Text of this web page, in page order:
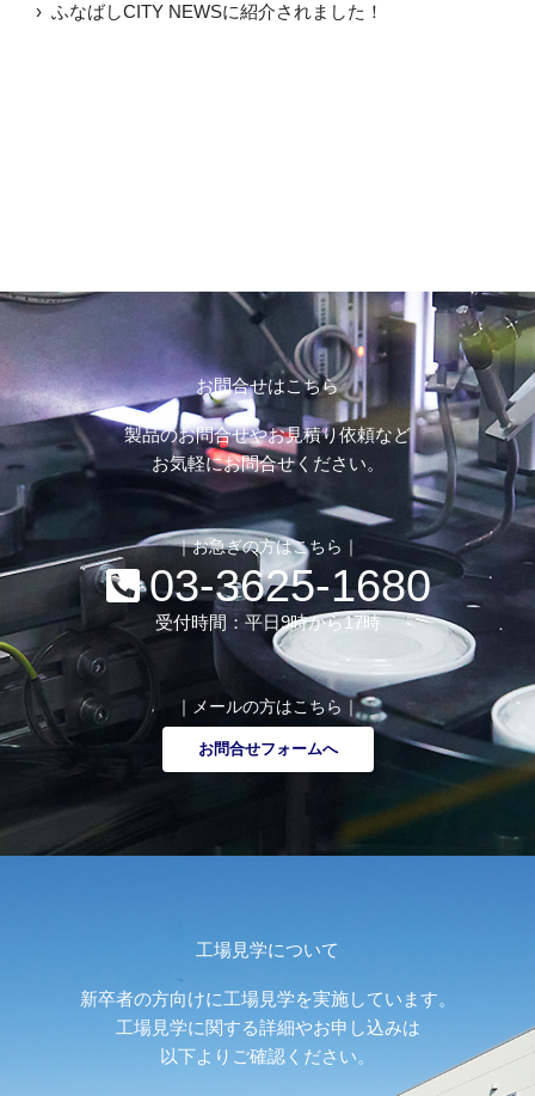
ふなばしCITY NEWSに紹介されました！
お問合せはこちら
製品のお問合せやお見積り依頼など
お気軽にお問合せください。
｜お急ぎの方はこちら｜
03-3625-1680
受付時間：平日9時から17時
｜メールの方はこちら｜
お問合せフォームへ
工場見学について
新卒者の方向けに工場見学を実施しています。
工場見学に関する詳細やお申し込みは
以下よりご確認ください。